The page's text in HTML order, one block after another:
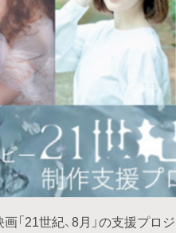
「21世紀、8月」の支援プロ